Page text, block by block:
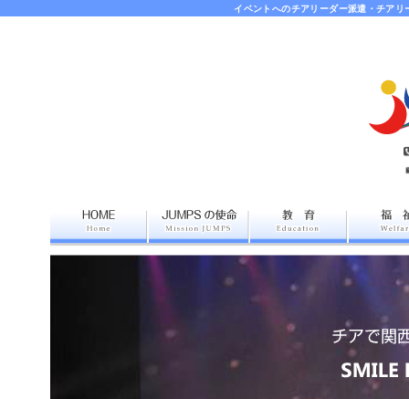
イベントへのチアリーダー派遣・チア